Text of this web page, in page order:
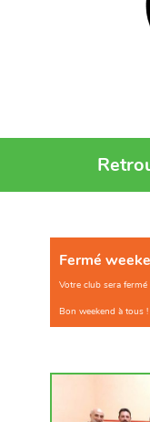
Fermé
Votre club sera
Bon weekend à tous !